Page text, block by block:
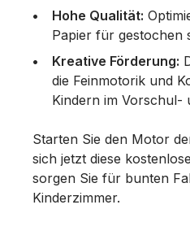
Hohe Qualität:
Papier für gestochen
Kreative Förderung:
die Feinmotorik und
Kindern im Vorschul-
Starten Sie den Motor
sich jetzt diese
sorgen Sie für bunten
Kinderzimmer.